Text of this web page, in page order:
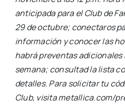
anticipada para el Club de
29 de octubre; conectaros
información y conocer las
habrá preventas adicionales
semana; consultad la lista
detalles. Para solicitar tu
Club, visita metallica.com/